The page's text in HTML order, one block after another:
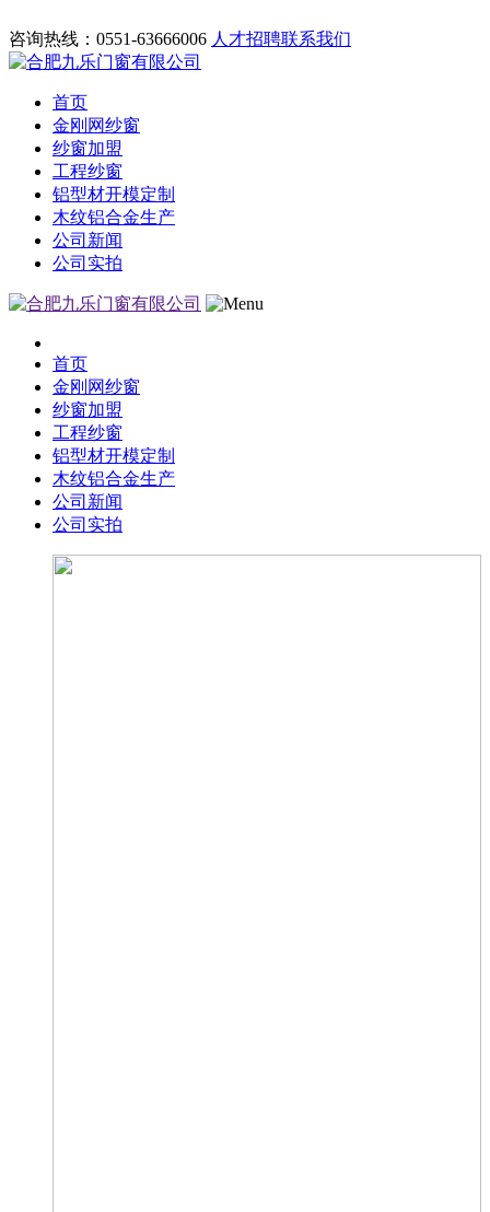
咨询热线：0551-63666006 人才招聘联系我们
首页
金刚网纱窗
纱窗加盟
工程纱窗
铝型材开模定制
木纹铝合金生产
公司新闻
公司实拍
首页
金刚网纱窗
纱窗加盟
工程纱窗
铝型材开模定制
木纹铝合金生产
公司新闻
公司实拍